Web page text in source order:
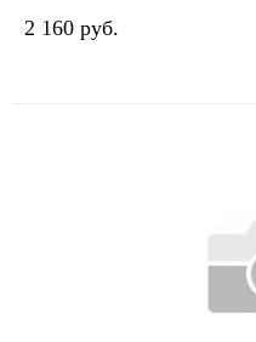
2 160 руб.